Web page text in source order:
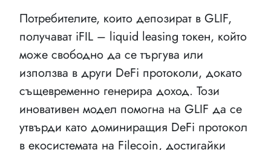
Потребителите, които депозират в GLIF,
получават iFIL – liquid leasing токен, който
може свободно да се търгува или
използва в други DeFi протоколи, докато
същевременно генерира доход. Този
иновативен модел помогна на GLIF да се
утвърди като доминиращия DeFi протокол
в екосистемата на Filecoin, достигайки